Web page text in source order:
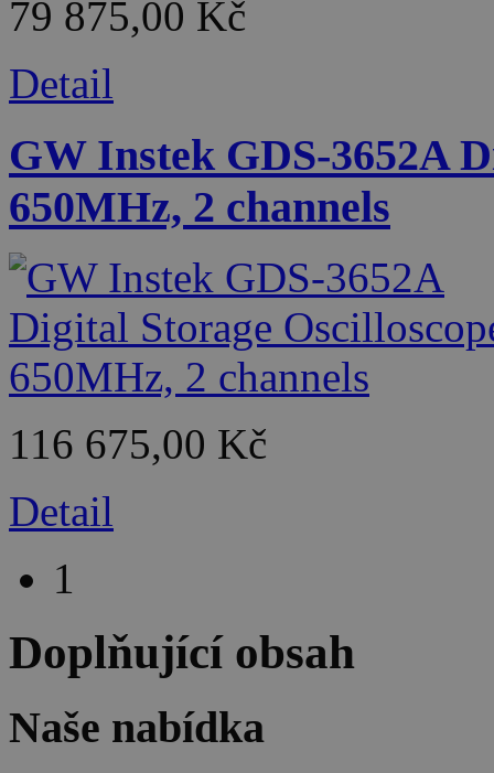
79 875,00 Kč
Detail
GW Instek GDS-3652A
650MHz, 2 channels
116 675,00 Kč
Detail
1
Doplňující obsah
Naše nabídka